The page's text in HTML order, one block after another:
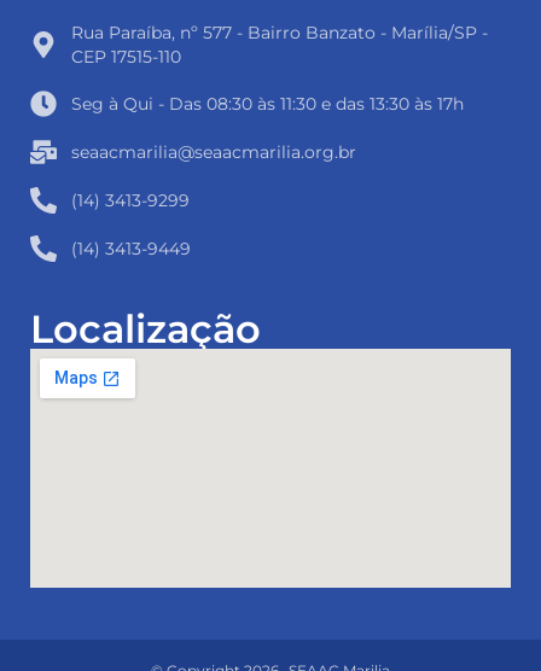
Rua Paraíba, nº 577 - Bairro Banzato - Marília/SP -
CEP 17515-110
Seg à Qui - Das 08:30 às 11:30 e das 13:30 às 17h
seaacmarilia@seaacmarilia.org.br
(14) 3413-9299
(14) 3413-9449
Localização